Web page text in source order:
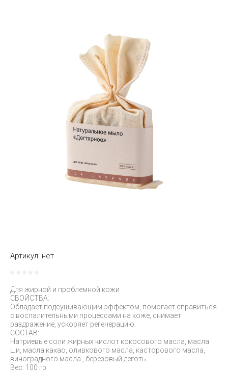
Артикул: нет
Для жирной и проблемной кожи
СВОЙСТВА:
Обладает подсушивающим эффектом, помогает справиться
с воспалительными процессами на коже, снимает
раздражение, ускоряет регенерацию.
СОСТАВ:
Натриевые соли жирных кислот кокосового масла, масла
ши, масла какао, оливкового масла, касторового масла,
виноградного масла , березовый деготь.
Вес: 100 гр